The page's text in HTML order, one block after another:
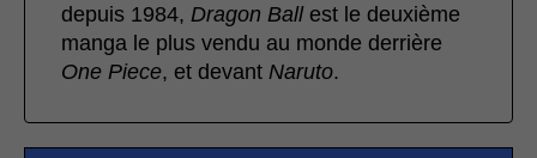
depuis 1984, Dragon Ballest le deuxième
manga le plus vendu au monde derrière
One Piece, et devant Naruto.